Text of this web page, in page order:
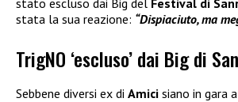
stata la sua reazione: “Dispiaciuto, ma
TrigNO ‘escluso’ dai Big di
Sebbene diversi ex di Amici siano in gara